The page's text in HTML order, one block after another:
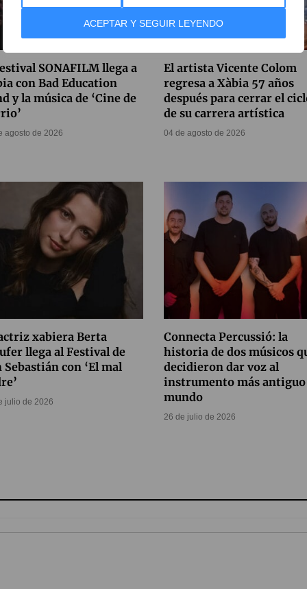
ACEPTAR Y SEGUIR LEYENDO
SONAFILM llega a
con Bad Education
y la música de ‘Cine de
agosto de 2026
El artista Vicente Colom
regresa a Xàbia 57 años
después para cerrar el
de su carrera artística
04 de agosto de 2026
xabiera Berta
llega al Festival de
Sebastián con ‘El mal
julio de 2026
Connecta Percussió: la
historia de dos músicos
decidieron dar voz al
instrumento más antiguo
mundo
26 de julio de 2026